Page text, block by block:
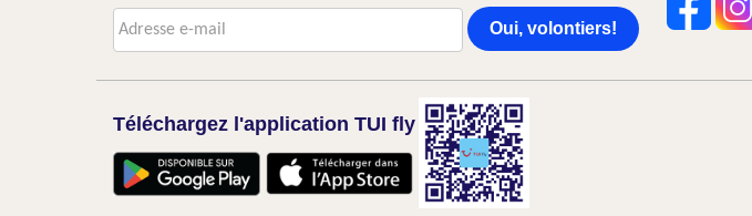
Oui, volontiers!
Téléchargez l'application TUI fly